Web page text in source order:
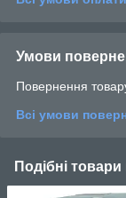
Умови
Повернення
Всі умови
Подібні товари